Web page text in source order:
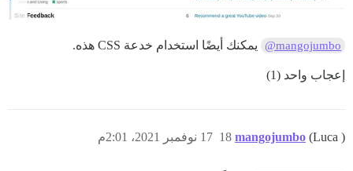
@mangojumbo يمكنك أيضًا استخدام خدعة CSS هذه.
إعجاب واحد (1)
mangojumbo (Luca ) 17 نوفمبر 2021، 2:01م 18